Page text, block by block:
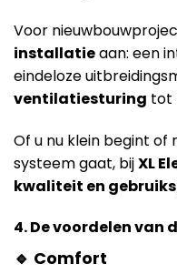
Voor
installatieaan: een
eindeloze
ventilatiesturing tot
Of u nu klein begint
systeem gaat, bijXL
kwaliteit en
4. De voordelen van
🔹 Comfort